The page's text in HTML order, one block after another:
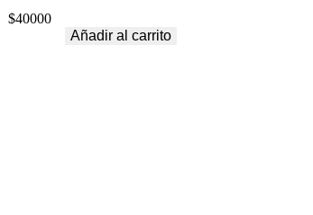
$40000
Añadir al carrito